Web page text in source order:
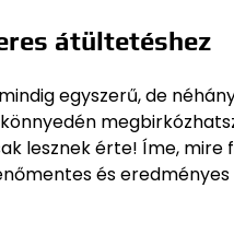
átültetéshez
egyszerű, de
lesznek érte! Íme, mire
és eredményes